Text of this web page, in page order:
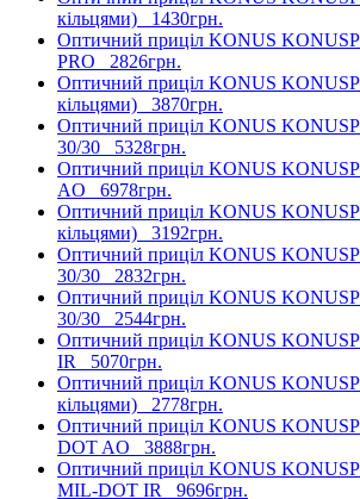
кільцями) 1430грн.
Оптичний приціл KONUS
PRO 2826грн.
Оптичний приціл KONUS
кільцями) 3870грн.
Оптичний приціл KONUS
30/30 5328грн.
Оптичний приціл KONUS
AO 6978грн.
Оптичний приціл KONUS
кільцями) 3192грн.
Оптичний приціл KONUS
30/30 2832грн.
Оптичний приціл KONUS
30/30 2544грн.
Оптичний приціл KONUS
IR 5070грн.
Оптичний приціл KONUS
кільцями) 2778грн.
Оптичний приціл KONUS
DOT AO 3888грн.
Оптичний приціл KONUS
MIL-DOT IR 9696грн.